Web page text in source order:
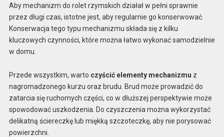
Aby mechanizm do rolet rzymskich działał w pełni sprawnie
przez długi czas, istotne jest, aby regularnie go konserwować.
Konserwacja tego typu mechanizmu składa się z kilku
kluczowych czynności, które można łatwo wykonać samodzielnie
w domu.
Przede wszystkim, warto czyścić elementy mechanizmu z
nagromadzonego kurzu oraz brudu. Brud może prowadzić do
zatarcia się ruchomych części, co w dłuższej perspektywie może
spowodować uszkodzenia. Do czyszczenia można wykorzystać
delikatną ściereczkę lub miękką szczoteczkę, aby nie porysować
powierzchni.